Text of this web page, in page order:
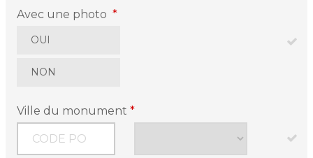
Avec une photo*
OUI
NON
Ville du monument*